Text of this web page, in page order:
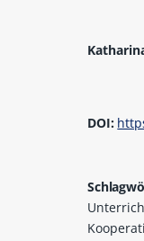
DOI: